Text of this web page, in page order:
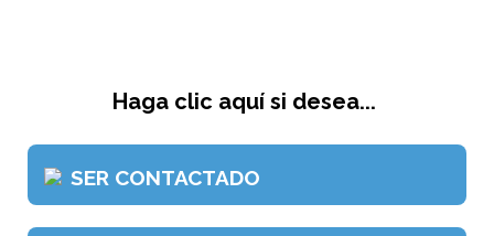
Haga clic aquí si desea...
SER CONTACTADO